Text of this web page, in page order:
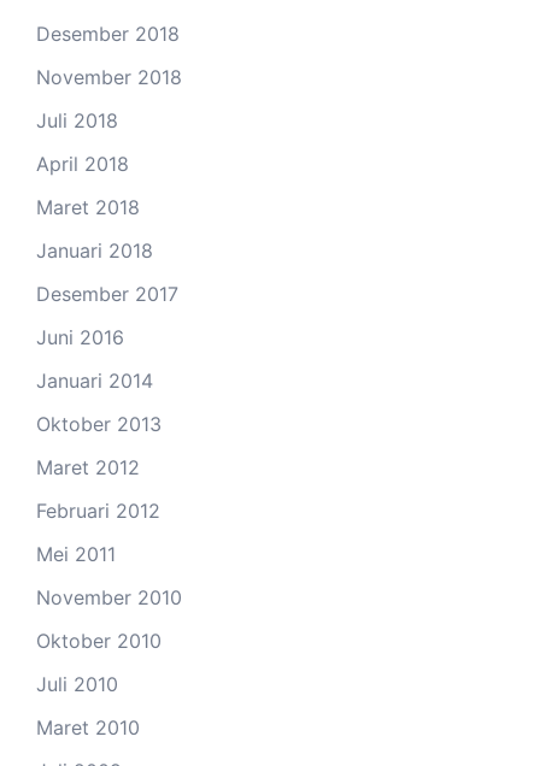
Desember 2018
November 2018
Juli 2018
April 2018
Maret 2018
Januari 2018
Desember 2017
Juni 2016
Januari 2014
Oktober 2013
Maret 2012
Februari 2012
Mei 2011
November 2010
Oktober 2010
Juli 2010
Maret 2010